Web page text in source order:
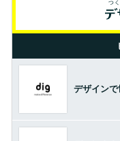
デザインで